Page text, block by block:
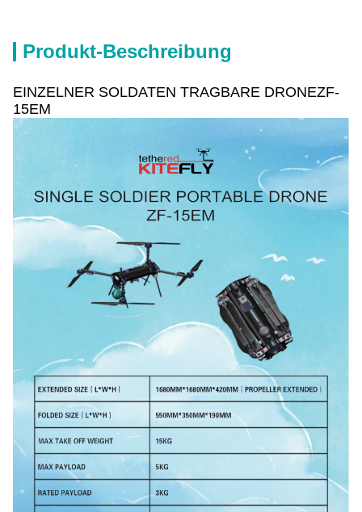
Produkt-Beschreibung
EINZELNER SOLDATEN TRAGBARE DRONEZF-
15EM